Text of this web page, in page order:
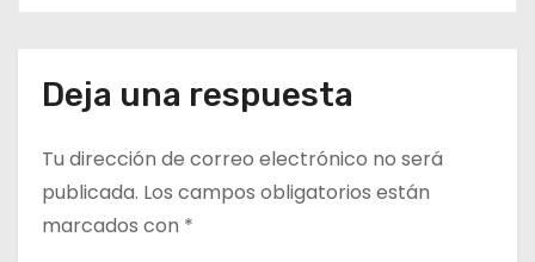
Deja una respuesta
Tu dirección de correo electrónico no será
publicada. Los campos obligatorios están
marcados con *